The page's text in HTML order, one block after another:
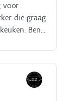
voor
die graag
Ben